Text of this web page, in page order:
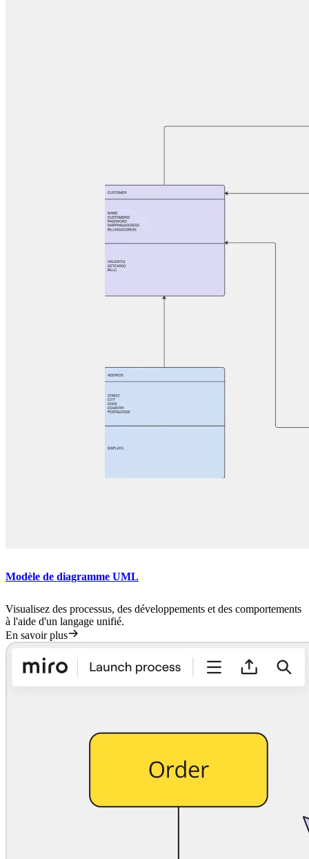
Modèle de diagramme UML
Visualisez des processus, des développements et des comportements
à l'aide d'un langage unifié.
En savoir plus